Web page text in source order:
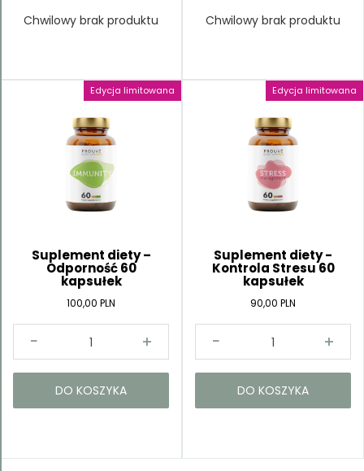
Chwilowy brak produktu Chwilowy brak produktu
Edycja limitowana
Suplement diety –
Odporność 60
kapsułek
100,00 PLN
DO KOSZYKA
Edycja limitowana
Suplement diety -
Kontrola Stresu 60
kapsułek
90,00 PLN
DO KOSZYKA